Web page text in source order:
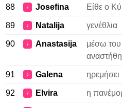
88 ♀ Josefina Είθε ο
89 ♀ Natalija γενέθλια
90 ♀ Anastasija
μέσω του
91 ♀ Galena ηρεμήσει
92 ♀ Elvira η